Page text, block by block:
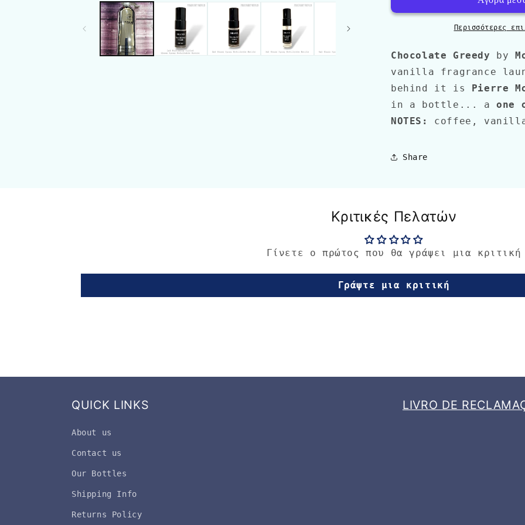
Περισσότερες
Chocolate Greedy by
vanilla
fragrance
behind it is
Pierre
in a bottle... a one
NOTES:
coffee,
Share
Κριτικές Πελατών
Γίνετε ο πρώτος που θα γράψει μια κριτική
Γράψτε μια κριτική
QUICK LINKS
About us
Contact us
Our Bottles
Shipping Info
Returns Policy
LIVRO DE